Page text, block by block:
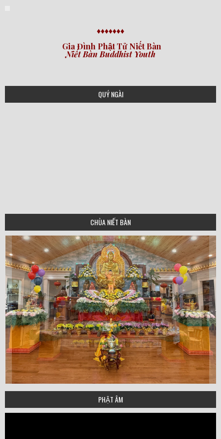
♦♦♦♦♦♦♦
Gia Đình Phật Tử Niết Bàn
Niết Bàn Buddhist Youth
QUÝ NGÀI
CHÙA NIẾT BÀN
PHẬT ÂM